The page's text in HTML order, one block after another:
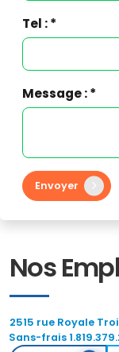
Tel : *
Message : *
Envoyer
Nos
2515 rue Royale
Sans-frais